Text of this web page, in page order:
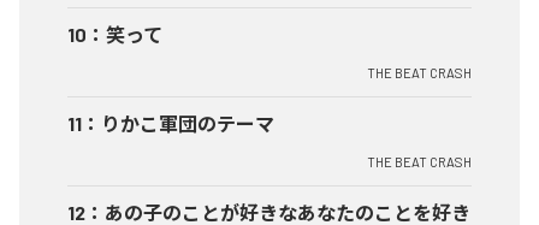
10 ： 笑って
THE BEAT CRASH
11 ： りかこ軍団のテーマ
THE BEAT CRASH
12 ： あの子のことが好きなあなたのことを好き